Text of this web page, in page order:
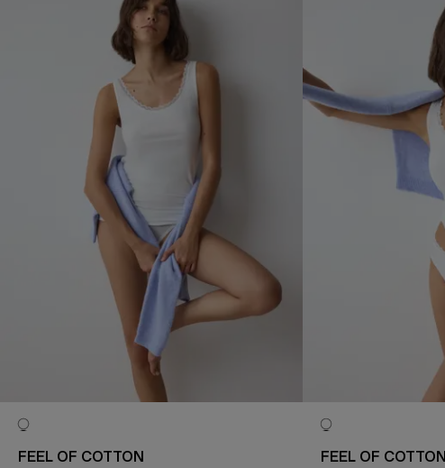
FEEL OF COTTON
FEEL OF COTTON